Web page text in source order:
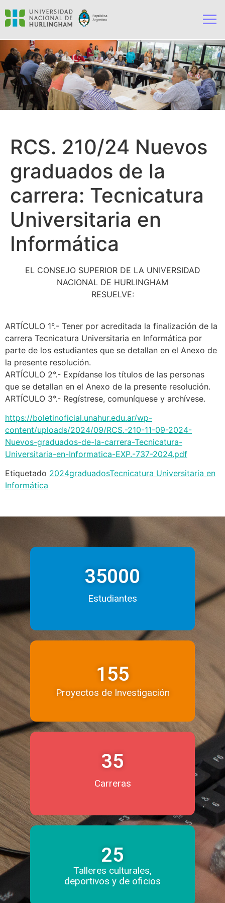
RCS. 210/24 Nuevos
graduados de la
carrera: Tecnicatura
Universitaria en
Informática
EL CONSEJO SUPERIOR DE LA UNIVERSIDAD
NACIONAL DE HURLINGHAM
RESUELVE:
ARTÍCULO 1°.- Tener por acreditada la finalización de la
carrera Tecnicatura Universitaria en Informática por
parte de los estudiantes que se detallan en el Anexo de
la presente resolución.
ARTÍCULO 2°.- Expídanse los títulos de las personas
que se detallan en el Anexo de la presente resolución.
ARTÍCULO 3°.- Regístrese, comuníquese y archívese.
https://boletinoficial.unahur.edu.ar/wp-
content/uploads/2024/09/RCS.-210-11-09-2024-
Nuevos-graduados-de-la-carrera-Tecnicatura-
Universitaria-en-Informatica-EXP.-737-2024.pdf
Etiquetado 2024graduadosTecnicatura Universitaria en
Informática
35000
Estudiantes
155
Proyectos de Investigación
35
Carreras
25
Talleres culturales,
deportivos y de oficios